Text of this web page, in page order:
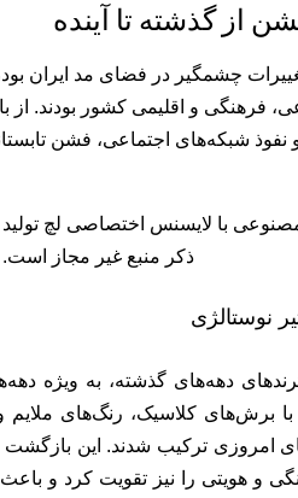
از گذشته تا آینده
چشمگیر در فضای مد ایران
فرهنگی و اقلیمی کشور بودند.
شبکه‌های اجتماعی، فشن
نوستالژی
با برش‌های کلاسیک، رنگ‌های
امروزی ترکیب شدند. این بازگشت
و هویتی را نیز تقویت کرد و